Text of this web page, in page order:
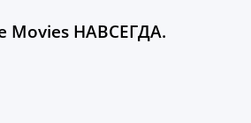
Movies НАВСЕГДА.